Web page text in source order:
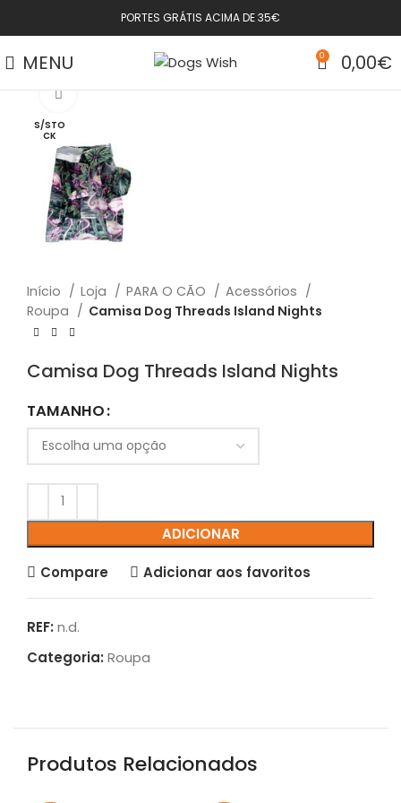
PORTES GRÁTIS ACIMA DE 35€
MENU 0 0,00€
S/STO
CK
Click to enlarge
Início Loja PARA O CÃO
Acessórios
Roupa
Camisa Dog Threads Island Nights
Camisa Dog Threads Island Nights
TAMANHO
ADICIONAR
Compare Adicionar aos favoritos
REF: n.d.
Categoria: Roupa
Produtos Relacionados